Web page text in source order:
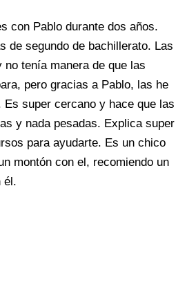
con Pablo durante dos años.
de segundo de bachillerato. Las
tenía manera de que las
pero gracias a Pablo, las he
Es super cercano y hace que las
y nada pesadas. Explica super
para ayudarte. Es un chico
montón con el, recomiendo un
él.